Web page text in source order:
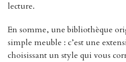
lecture.
En somme, une bibliothèque
simple meuble : c’est une
choisissant un style qui vous